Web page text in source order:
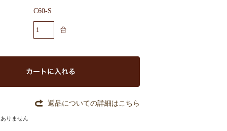
C60-S
台
返品についての詳細はこちら
りません